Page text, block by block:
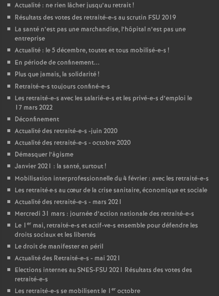
Actualité : ne rien lâcher jusqu’au retrait!
Résultats des votes des retraité-e-s au scrutin FSU 2019
La santé n’est pas une marchandise, l’hôpital n’est pas une
entreprise
Actualité : le 5 décembre, toutes et tous mobilisé-e-s !
En période de confinement...
Plus que jamais, la solidarité!
Retraité-e-s toujours confiné-e-s
Les retraité-e-s avec les salarié-e-s et les privé-e-s d’emploi le
17 mars 2022
Déconfinement
Actualité des retraité-e-s -juin 2020
Actualité des retraité-e-s - octobre 2020
Démasquer l’âgisme
Janvier 2021 : la santé, surtout!
Mobilisation interprofessionnelle du 4 février : avec les retraité-e-s
Les retraité·e·s au cœur de la crise sanitaire, économique et sociale
Actualité des retraité-e-s - mars 2021
Mercredi 31 mars : journée d’action nationale des retraité-e-s
Le 1 er mai, retraité-e-s et actif-ve-s ensemble pour défendre les
droits sociaux et les libertés
Le droit de manifester en péril
Actualité des Retraité-e-s - mai 2021
Elections internes auSNES-FSU 2021 Résultats des votes des
retraité-e-s
Les retraité-e-s se mobilisent le 1 er octobre